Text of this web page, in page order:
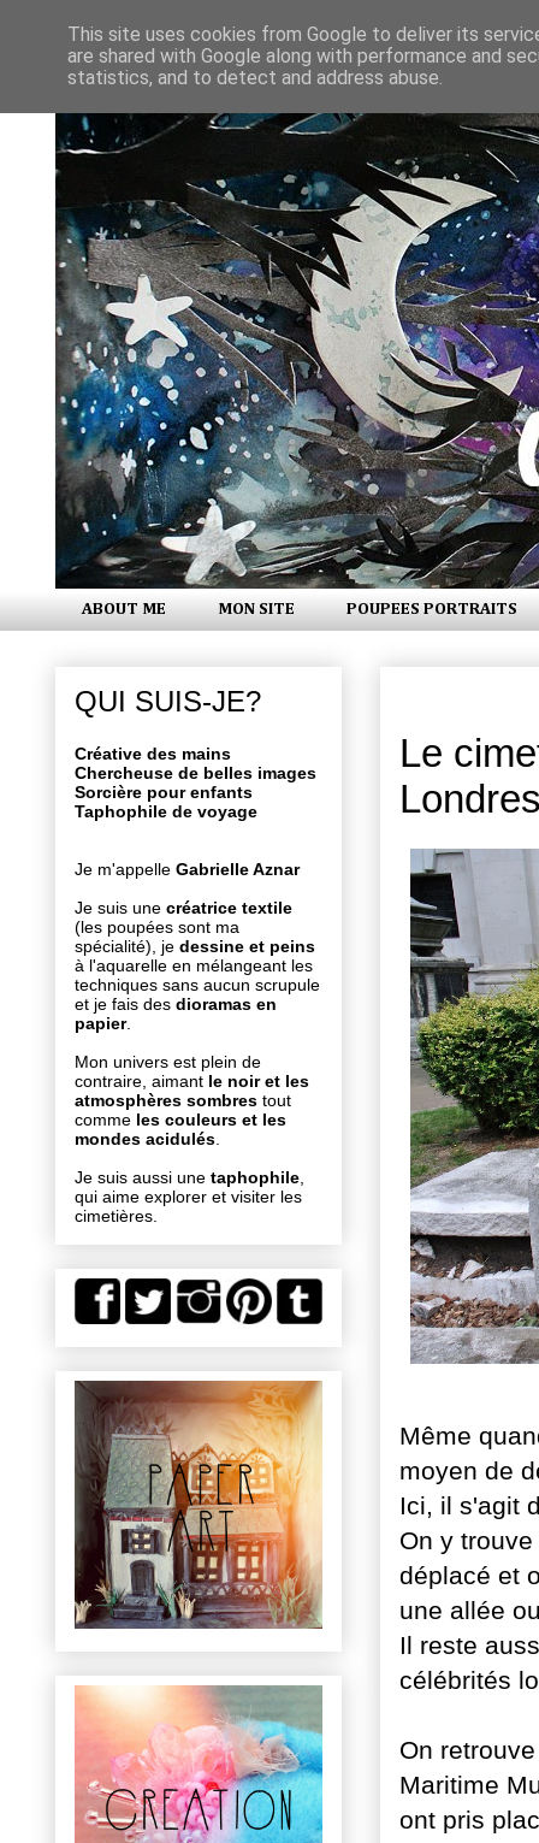
ABOUT ME MON SITE POUPEES PORTRAITS
Le
Même
moyen de
Ici, il s'agit
On y
déplacé et
une allée
Il reste
célébrités
On
Maritime
ont pris
QUI SUIS-JE?
Créative des mains
Chercheuse de belles images
Sorcière pour enfants
Taphophile de voyage
Je m'appelle Gabrielle Aznar
Je suis une créatrice textile
(les poupées sont ma
spécialité), je dessine et peins
à l'aquarelle en mélangeant les
techniques sans aucun scrupule
et je fais des dioramas en
papier.
Mon univers est plein de
contraire, aimant le noir et les
atmosphères sombres tout
comme les couleurs et les
mondes acidulés
Je suis aussi une taphophile
qui aime explorer et visiter les
cimetières.
This site uses cookies from Google to deliver its
are shared with Google along with performance and
statistics, and to detect and address abuse.